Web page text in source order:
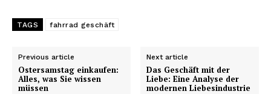
TAGS fahrrad geschäft
Previous article
Ostersamstag einkaufen:
Alles, was Sie wissen
müssen
Next article
Das Geschäft mit der
Liebe: Eine Analyse der
modernen Liebesindustrie